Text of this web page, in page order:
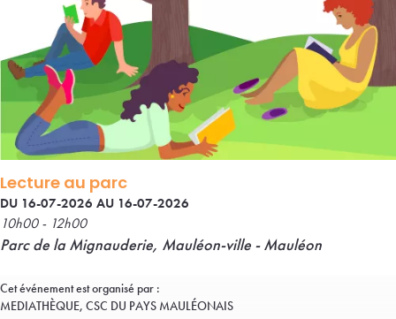
Lecture au parc
DU 16-07-2026 AU 16-07-2026
10h00 - 12h00
Parc de la Mignauderie, Mauléon-ville - Mauléon
Cet événement est organisé par :
MEDIATHÈQUE, CSC DU PAYS MAULÉONAIS